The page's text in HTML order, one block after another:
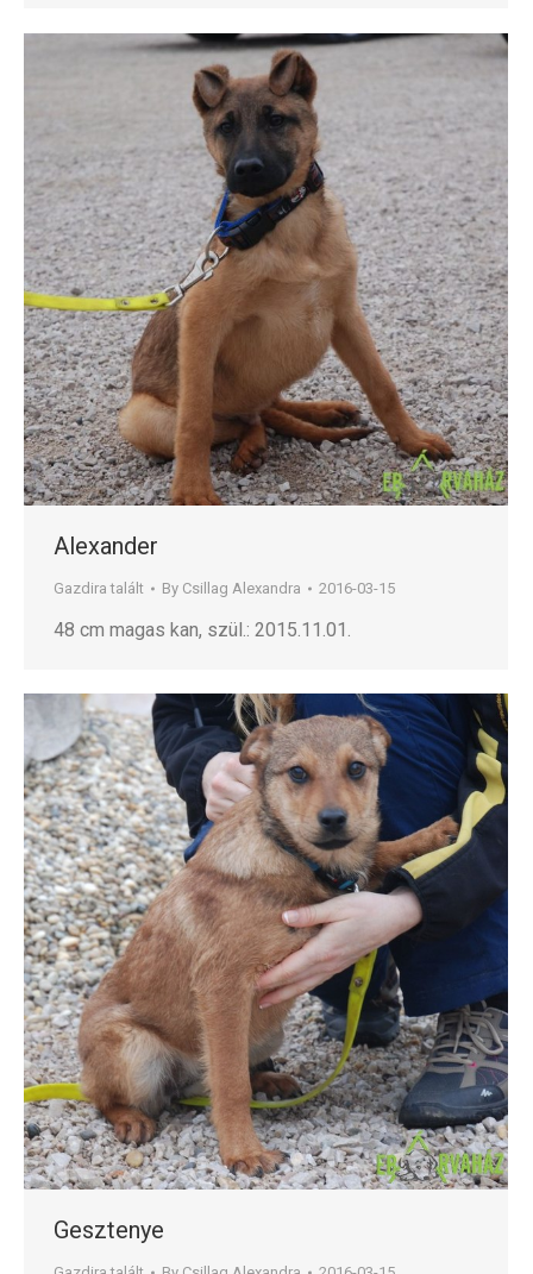
Alexander
Gazdira talált By Csillag Alexandra 2016-03-15
48 cm magas kan, szül.: 2015.11.01.
Gesztenye